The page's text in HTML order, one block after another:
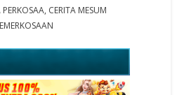
PERKOSAA, CERITA MESUM